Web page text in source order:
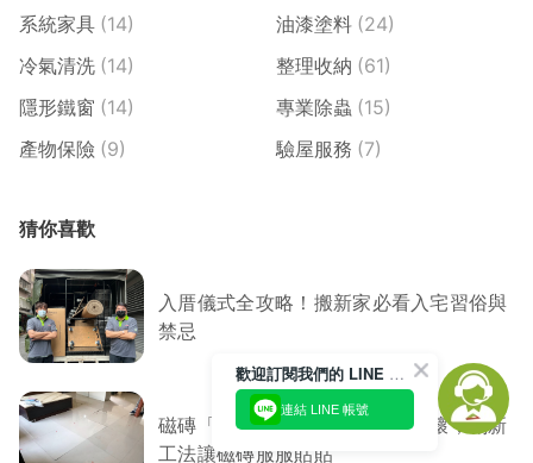
系統家具 (14) 油漆塗料 (24)
冷氣清洗 (14) 整理收納 (61)
隱形鐵窗 (14) 專業除蟲 (15)
產物保險 (9) 驗屋服務 (7)
猜你喜歡
入厝儀式全攻略！搬新家必看入宅習俗與
禁忌
磁磚「膨拱」怎麼辦？免敲打破壞，創新
工法讓磁磚服服貼貼
歡迎訂閱我們的 LINE 官方帳號
連結 LINE 帳號